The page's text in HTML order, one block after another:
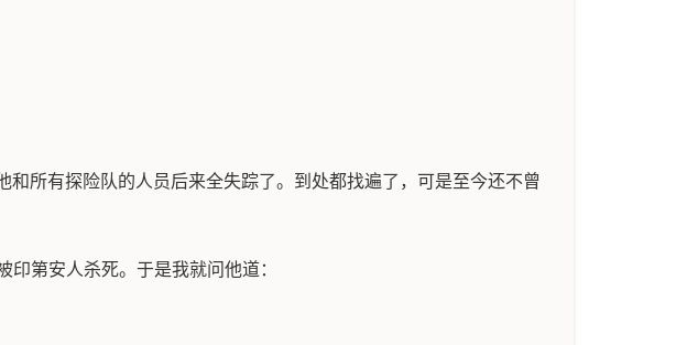
和所有探险队的人员后来全失踪了。到处都找遍了，可是至今还不曾
第安人杀死。于是我就问他道：